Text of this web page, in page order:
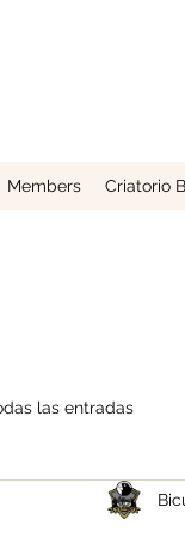
Members Criatorio
las entradas